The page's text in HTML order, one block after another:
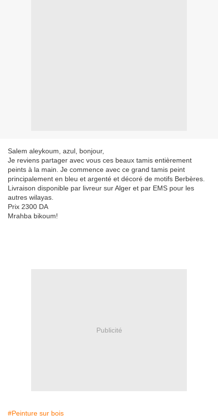
Salem aleykoum, azul, bonjour,
Je reviens partager avec vous ces beaux tamis entièrement
peints à la main. Je commence avec ce grand tamis peint
principalement en bleu et argenté et décoré de motifs Berbères.
Livraison disponible par livreur sur Alger et par EMS pour les
autres wilayas.
Prix 2300 DA
Mrahba bikoum!
Publicité
#Peinture sur bois